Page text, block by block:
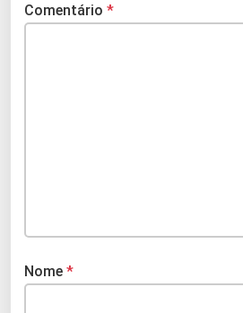
Comentário *
Nome *